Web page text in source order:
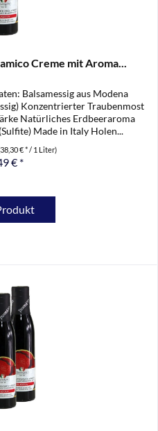
Creme mit Aroma...
Balsamessig aus Modena
Konzentrierter Traubenmost
Natürliches Erdbeeraroma
Made in Italy Holen...
€ * / 1 Liter)
€ *